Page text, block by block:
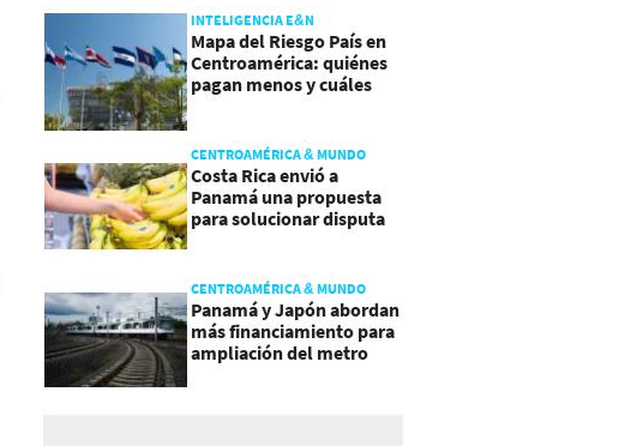
INTELIGENCIA E&N
Mapa del Riesgo País en
Centroamérica: quiénes
pagan menos y cuáles
CENTROAMÉRICA & MUNDO
Costa Rica envió a
Panamá una propuesta
para solucionar disputa
CENTROAMÉRICA & MUNDO
Panamá y Japón abordan
más financiamiento para
ampliación del metro